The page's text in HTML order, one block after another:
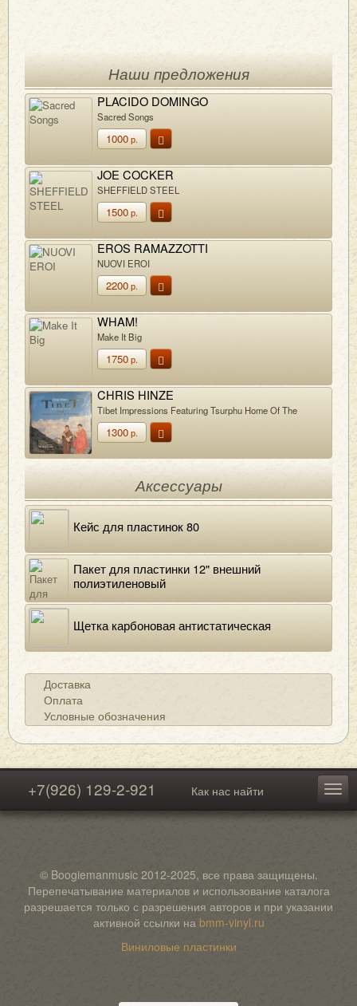
Наши предложения
PLACIDO DOMINGO
Sacred Songs
1000р.
JOE COCKER
SHEFFIELD STEEL
1500р.
EROS RAMAZZOTTI
NUOVI EROI
2200р.
WHAM!
Make It Big
1750р.
CHRIS HINZE
Tibet Impressions Featuring Tsurphu Home Of The
Karmapas
1300р.
Аксессуары
Кейс для пластинок 80
Пакет для пластинки 12" внешний
полиэтиленовый
Щетка карбоновая антистатическая
Доставка
Оплата
Условные обозначения
+7(926) 129-2-921 Как нас найти
© Boogiemanmusic 2012-2025, все права защищены.
Перепечатывание материалов и использование каталога
разрешается только с разрешения авторов и при указании
активной ссылки на bmm-vinyl.ru
Виниловые пластинки